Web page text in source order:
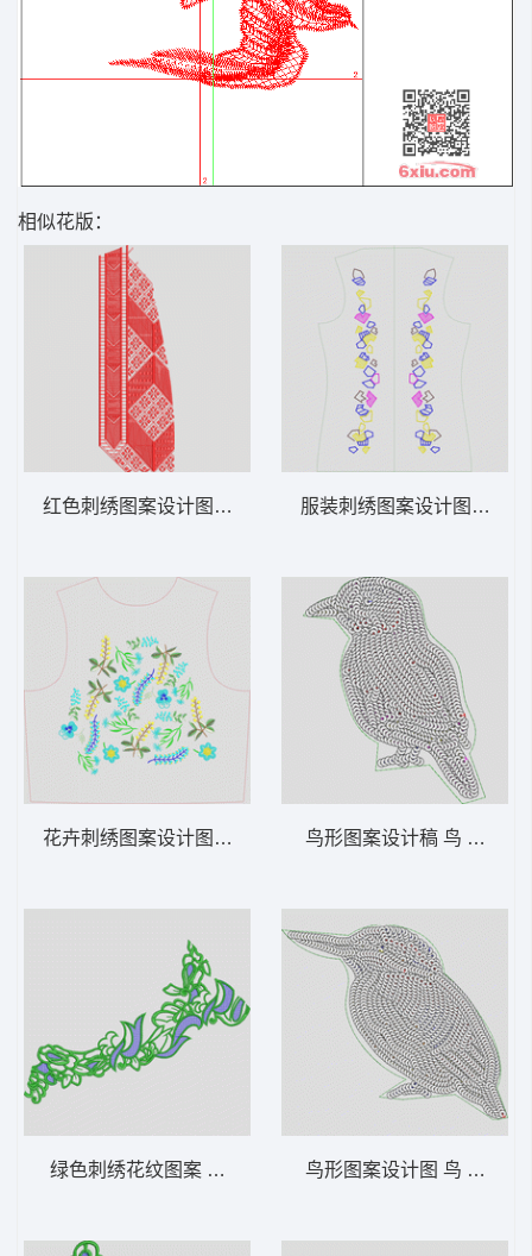
相似花版：
红色刺绣图案设计图 满绣 幅杂
花卉刺绣图案设计图 靓花 满绣
绿色刺绣花纹图案 曲线
服装刺绣图案设计图 几何
鸟形图案设计稿 鸟 珠片
鸟形图案设计图 鸟 珠片